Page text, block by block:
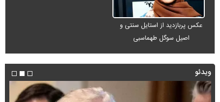
عکس پربازدید از استایل سنتی و
اصیل سوگل طهماسبی
ویدئو